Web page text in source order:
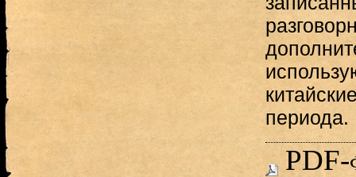
периода.
PDF-